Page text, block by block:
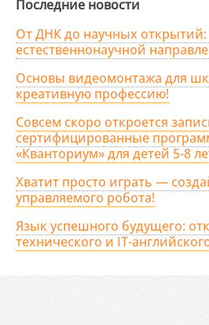
Последние новости
От ДНК до научных
естественнонаучной
Основы видеомонтажа для
креативную профессию!
Совсем скоро откроется
сертифицированные
«Кванториум» для детей 5-8
Хватит просто играть —
управляемого робота!
Язык успешного будущего:
технического и IT-